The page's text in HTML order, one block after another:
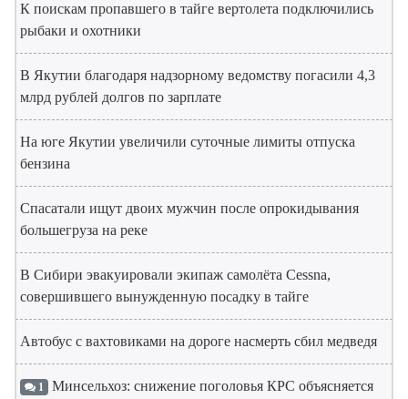
К поискам пропавшего в тайге вертолета подключились
рыбаки и охотники
В Якутии благодаря надзорному ведомству погасили 4,3
млрд рублей долгов по зарплате
На юге Якутии увеличили суточные лимиты отпуска
бензина
Спасатали ищут двоих мужчин после опрокидывания
большегруза на реке
В Сибири эвакуировали экипаж самолёта Cessna,
совершившего вынужденную посадку в тайге
Автобус с вахтовиками на дороге насмерть сбил медведя
1 Минсельхоз: снижение поголовья КРС объясняется